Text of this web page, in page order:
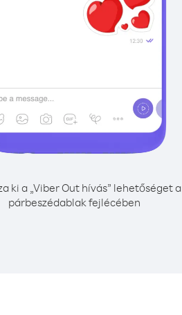
ki a „Viber Out hívás” lehetőséget a
párbeszédablak fejlécében